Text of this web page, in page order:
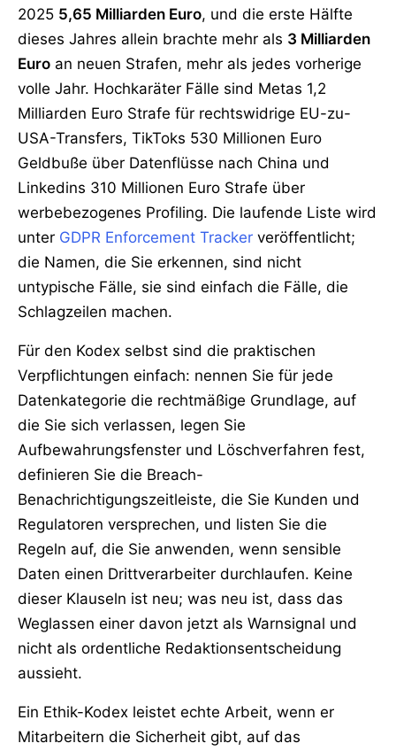
2025 5,65 Milliarden Euro, und die erste Hälfte
dieses Jahres allein brachte mehr als 3 Milliarden
Euro an neuen Strafen, mehr als jedes vorherige
volle Jahr. Hochkaräter Fälle sind Metas 1,2
Milliarden Euro Strafe für rechtswidrige EU-zu-
USA-Transfers, TikToks 530 Millionen Euro
Geldbuße über Datenflüsse nach China und
Linkedins 310 Millionen Euro Strafe über
werbebezogenes Profiling. Die laufende Liste wird
unter GDPR Enforcement Tracker veröffentlicht;
die Namen, die Sie erkennen, sind nicht
untypische Fälle, sie sind einfach die Fälle, die
Schlagzeilen machen.
Für den Kodex selbst sind die praktischen
Verpflichtungen einfach: nennen Sie für jede
Datenkategorie die rechtmäßige Grundlage, auf
die Sie sich verlassen, legen Sie
Aufbewahrungsfenster und Löschverfahren fest,
definieren Sie die Breach-
Benachrichtigungszeitleiste, die Sie Kunden und
Regulatoren versprechen, und listen Sie die
Regeln auf, die Sie anwenden, wenn sensible
Daten einen Drittverarbeiter durchlaufen. Keine
dieser Klauseln ist neu; was neu ist, dass das
Weglassen einer davon jetzt als Warnsignal und
nicht als ordentliche Redaktionsentscheidung
aussieht.
Ein Ethik-Kodex leistet echte Arbeit, wenn er
Mitarbeitern die Sicherheit gibt, auf das